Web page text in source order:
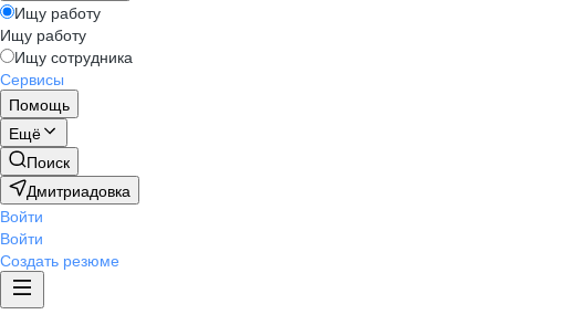
Ищу работу
Ищу работу
Ищу сотрудника
Сервисы
Помощь
Ещё
Поиск
Дмитриадовка
Войти
Войти
Создать резюме